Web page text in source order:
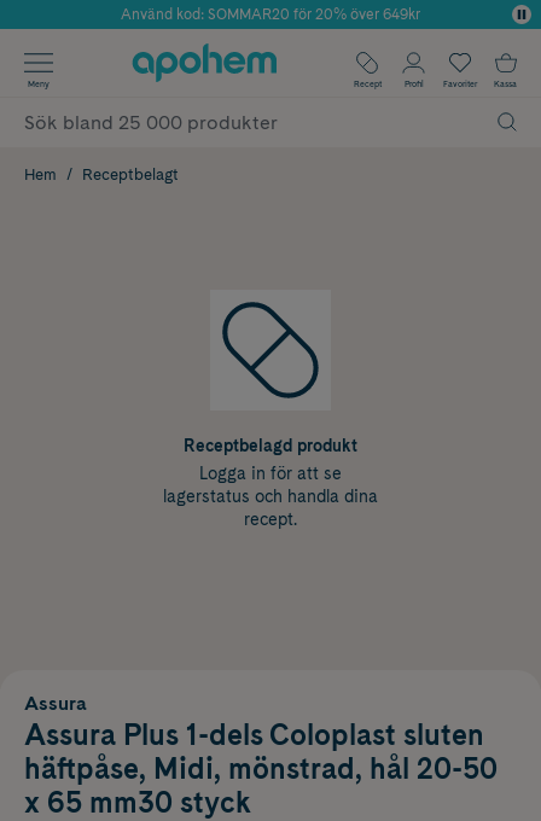
Årets Butik 2025 inom Skönhet
Använd kod: SOMMAR20 för 20% över 649kr
✓ Fri frakt
✓ Poäng på alla köp*
Meny Recept Profil Favoriter Kassa
Hem Receptbelagt
Receptbelagd produkt
Logga in för att se
lagerstatus och handla dina
recept.
Assura
Assura Plus 1-dels Coloplast sluten
häftpåse, Midi, mönstrad, hål 20-50
x 65 mm30 styck